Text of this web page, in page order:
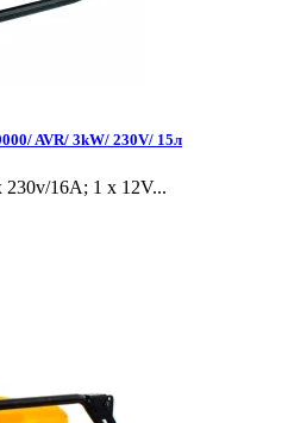
AVR/ 3kW/ 230V/ 15л
230v/16A; 1 x 12V...